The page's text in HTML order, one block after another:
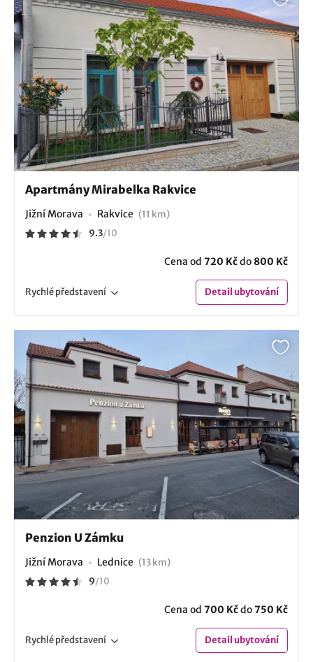
Apartmány Mirabelka Rakvice
Jižní Morava Rakvice (11 km)
9.3/10
Cena od 720 Kčdo 800 Kč
Rychlépředstavení Detailubytování
Penzion U Zámku
Jižní Morava Lednice (13 km)
9/10
Cena od 700 Kčdo750 Kč
Rychlépředstavení Detailubytování